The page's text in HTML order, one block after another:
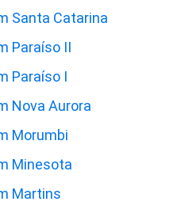
Santa Catarina
Paraíso II
Paraíso I
Nova Aurora
Morumbi
Minesota
Martins